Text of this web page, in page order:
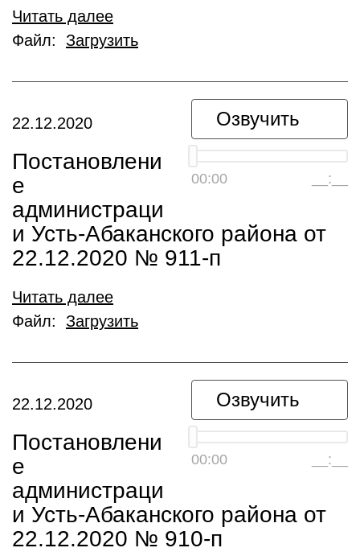
Читать далее
Файл: Загрузить
Озвучить
00:00 __:__
22.12.2020
Постановлени
е
администраци
и Усть-Абаканского района от
22.12.2020 № 911-п
Читать далее
Файл: Загрузить
Озвучить
00:00 __:__
22.12.2020
Постановлени
е
администраци
и Усть-Абаканского района от
22.12.2020 № 910-п